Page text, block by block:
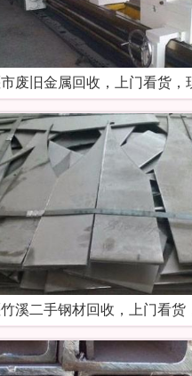
废旧金属回收，上门看货，
溪二手钢材回收，上门看货